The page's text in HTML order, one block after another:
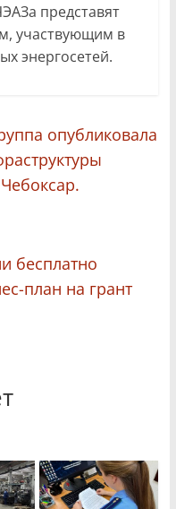
представят
участвующим в
энергосетей.
опубликовала
бесплатно
план на грант